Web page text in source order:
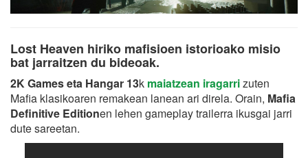
Lost Heaven hiriko mafisioen istorioako misio
bat jarraitzen du bideoak.
2K Games eta Hangar 13k maiatzean iragarrizuten
Mafia klasikoaren remakean lanean ari direla. Orain, Mafia
Definitive Editionen lehen gameplay trailerra ikusgai jarri
dute sareetan.